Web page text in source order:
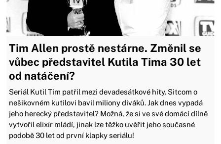
Tim Allen prostě nestárne. Změnil se
vůbec představitel Kutila Tima 30 let
od natáčení?
Seriál Kutil Tim patřil mezi devadesátkové hity. Sitcom o
nešikovném kutilovi bavil miliony diváků. Jak dnes vypadá
jeho herecký představitel? Možná, že si ve své domácí dílně
vytvořil elixír mládí, jinak lze těžko uvěřit jeho současné
podobě 30 let od první klapky seriálu!